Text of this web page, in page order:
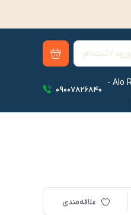
ورود / ثبت‌نام
Alo Runner -
09007826840
علاقه‌مندی